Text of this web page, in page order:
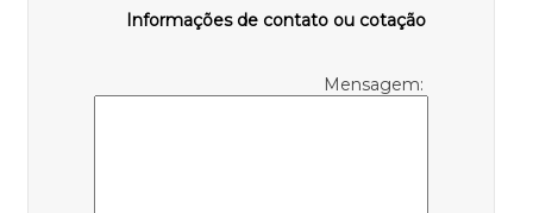
Informações de contato ou cotação
Mensagem: